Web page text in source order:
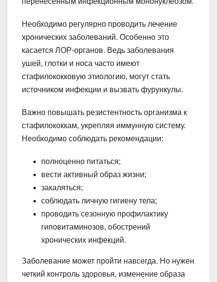
Необходимо регулярно проводить лечение
хронических заболеваний. Особенно это
касается ЛОР-органов. Ведь заболевания
ушей, глотки и носа часто имеют
стафилококковую этиологию, могут стать
источником инфекции и вызвать фурункулы.
Важно повышать резистентность организма к
стафилококкам, укрепляя иммунную систему.
Необходимо соблюдать рекомендации:
полноценно питаться;
вести активный образ жизни;
закаляться;
соблюдать личную гигиену тела;
проводить сезонную профилактику
гиповитаминозов, обострений
хронических инфекций.
Заболевание может пройти навсегда. Но нужен
четкий контроль здоровья, изменение образа